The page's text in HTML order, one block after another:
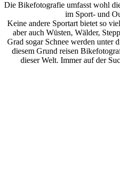
Die Bikefotografie umfasst wohl
im Sport- und
Keine andere Sportart bietet so
aber auch Wüsten, Wälder,
Grad sogar Schnee werden unter
diesem Grund reisen
dieser Welt. Immer auf der